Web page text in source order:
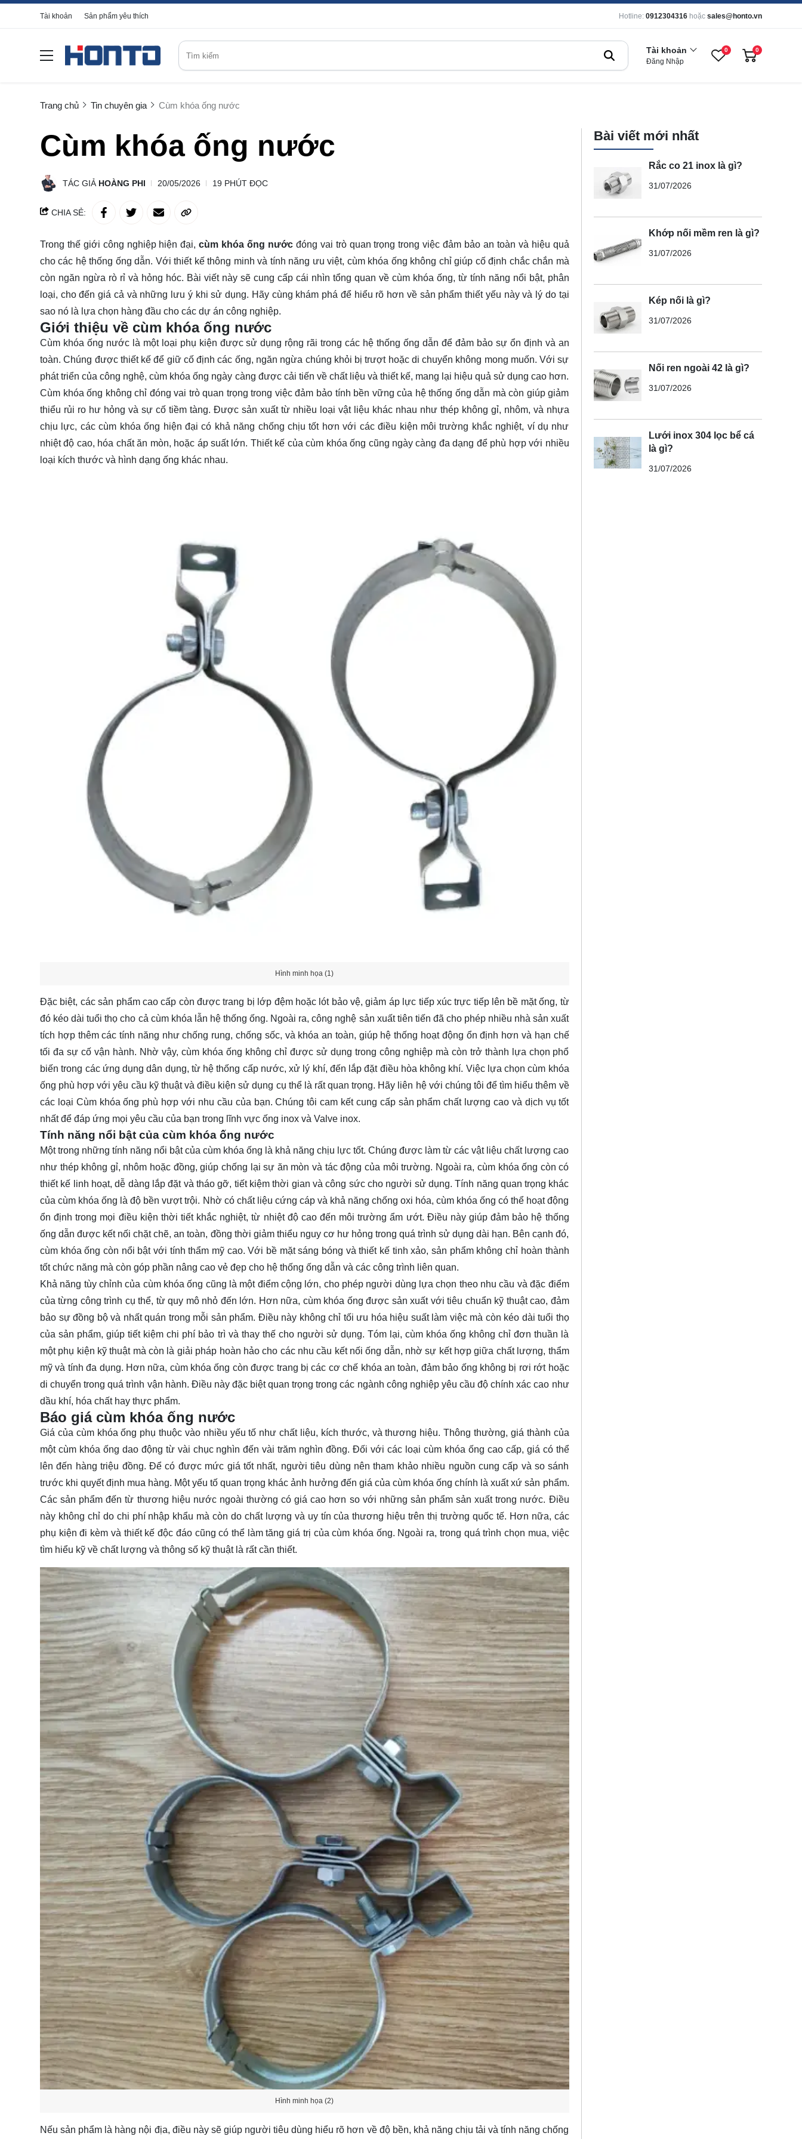
Tài khoản Sản phẩm yêu thích Hotline: 0912304316 hoặc sales@honto.vn
Tài khoản
Đăng Nhập
0 0
Trang chủ Tin chuyên gia Cùm khóa ống nước
Cùm khóa ống nước
TÁC GIẢ HOÀNG PHI 20/05/2026 19 PHÚT ĐỌC
CHIA SẺ:
Trong thế giới công nghiệp hiện đại,cùm khóa ống nước đóng vai trò quan trọng trong việc đảm bảo an toàn và hiệu quả
cho các hệ thống ống dẫn. Với thiết kế thông minh và tính năng ưu việt, cùm khóa ống không chỉ giúp cố định chắc chắn mà
còn ngăn ngừa rò rỉ và hỏng hóc. Bài viết này sẽ cung cấp cái nhìn tổng quan về cùm khóa ống, từ tính năng nổi bật, phân
loại, cho đến giá cả và những lưu ý khi sử dụng. Hãy cùng khám phá để hiểu rõ hơn về sản phẩm thiết yếu này và lý do tại
sao nó là lựa chọn hàng đầu cho các dự án công nghiệp.
Giới thiệu về cùm khóa ống nước
Cùm khóa ống nước là một loại phụ kiện được sử dụng rộng rãi trong các hệ thống ống dẫn để đảm bảo sự ổn định và an
toàn. Chúng được thiết kế để giữ cố định các ống, ngăn ngừa chúng khỏi bị trượt hoặc di chuyển không mong muốn. Với sự
phát triển của công nghệ, cùm khóa ống ngày càng được cải tiến về chất liệu và thiết kế, mang lại hiệu quả sử dụng cao hơn.
Cùm khóa ống không chỉ đóng vai trò quan trọng trong việc đảm bảo tính bền vững của hệ thống ống dẫn mà còn giúp giảm
thiểu rủi ro hư hỏng và sự cố tiềm tàng. Được sản xuất từ nhiều loại vật liệu khác nhau như thép không gỉ, nhôm, và nhựa
chịu lực, các cùm khóa ống hiện đại có khả năng chống chịu tốt hơn với các điều kiện môi trường khắc nghiệt, ví dụ như
nhiệt độ cao, hóa chất ăn mòn, hoặc áp suất lớn. Thiết kế của cùm khóa ống cũng ngày càng đa dạng để phù hợp với nhiều
loại kích thước và hình dạng ống khác nhau.
Hình minh họa (1)
Đặc biệt, các sản phẩm cao cấp còn được trang bị lớp đệm hoặc lót bảo vệ, giảm áp lực tiếp xúc trực tiếp lên bề mặt ống, từ
đó kéo dài tuổi thọ cho cả cùm khóa lẫn hệ thống ống. Ngoài ra, công nghệ sản xuất tiên tiến đã cho phép nhiều nhà sản xuất
tích hợp thêm các tính năng như chống rung, chống sốc, và khóa an toàn, giúp hệ thống hoạt động ổn định hơn và hạn chế
tối đa sự cố vận hành. Nhờ vậy, cùm khóa ống không chỉ được sử dụng trong công nghiệp mà còn trở thành lựa chọn phổ
biến trong các ứng dụng dân dụng, từ hệ thống cấp nước, xử lý khí, đến lắp đặt điều hòa không khí. Việc lựa chọn cùm khóa
ống phù hợp với yêu cầu kỹ thuật và điều kiện sử dụng cụ thể là rất quan trọng. Hãy liên hệvới chúng tôi để tìm hiểu thêm về
các loại Cùm khóa ống phù hợp với nhu cầu của bạn. Chúng tôi cam kết cung cấp sản phẩm chất lượng cao và dịch vụ tốt
nhất để đáp ứng mọi yêu cầu của bạn trong lĩnh vực ống inox và Valve inox.
Tính năng nổi bật của cùm khóa ống nước
Một trong những tính năng nổi bật của cùm khóa ống là khả năng chịu lực tốt. Chúng được làm từ các vật liệu chất lượng cao
như thép không gỉ, nhôm hoặc đồng, giúp chống lại sự ăn mòn và tác động của môi trường. Ngoài ra, cùm khóa ống còn có
thiết kế linh hoạt, dễ dàng lắp đặt và tháo gỡ, tiết kiệm thời gian và công sức cho người sử dụng. Tính năng quan trọng khác
của cùm khóa ống là độ bền vượt trội. Nhờ có chất liệu cứng cáp và khả năng chống oxi hóa, cùm khóa ống có thể hoạt động
ổn định trong mọi điều kiện thời tiết khắc nghiệt, từ nhiệt độ cao đến môi trường ẩm ướt. Điều này giúp đảm bảo hệ thống
ống dẫn được kết nối chặt chẽ, an toàn, đồng thời giảm thiểu nguy cơ hư hỏng trong quá trình sử dụng dài hạn. Bên cạnh đó,
cùm khóa ống còn nổi bật với tính thẩm mỹ cao. Với bề mặt sáng bóng và thiết kế tinh xảo, sản phẩm không chỉ hoàn thành
tốt chức năng mà còn góp phần nâng cao vẻ đẹp cho hệ thống ống dẫn và các công trình liên quan.
Khả năng tùy chỉnh của cùm khóa ống cũng là một điểm cộng lớn, cho phép người dùng lựa chọn theo nhu cầu và đặc điểm
của từng công trình cụ thể, từ quy mô nhỏ đến lớn. Hơn nữa, cùm khóa ống được sản xuất với tiêu chuẩn kỹ thuật cao, đảm
bảo sự đồng bộ và nhất quán trong mỗi sản phẩm. Điều này không chỉ tối ưu hóa hiệu suất làm việc mà còn kéo dài tuổi thọ
của sản phẩm, giúp tiết kiệm chi phí bảo trì và thay thế cho người sử dụng. Tóm lại, cùm khóa ống không chỉ đơn thuần là
một phụ kiện kỹ thuật mà còn là giải pháp hoàn hảo cho các nhu cầu kết nối ống dẫn, nhờ sự kết hợp giữa chất lượng, thẩm
mỹ và tính đa dụng. Hơn nữa, cùm khóa ống còn được trang bị các cơ chế khóa an toàn, đảm bảo ống không bị rơi rớt hoặc
di chuyển trong quá trình vận hành. Điều này đặc biệt quan trọng trong các ngành công nghiệp yêu cầu độ chính xác cao như
dầu khí, hóa chất hay thực phẩm.
Báo giá cùm khóa ống nước
Giá của cùm khóa ống phụ thuộc vào nhiều yếu tố như chất liệu, kích thước, và thương hiệu. Thông thường, giá thành của
một cùm khóa ống dao động từ vài chục nghìn đến vài trăm nghìn đồng. Đối với các loại cùm khóa ống cao cấp, giá có thể
lên đến hàng triệu đồng. Để có được mức giá tốt nhất, người tiêu dùng nên tham khảo nhiều nguồn cung cấp và so sánh
trước khi quyết định mua hàng. Một yếu tố quan trọng khác ảnh hưởng đến giá của cùm khóa ống chính là xuất xứ sản phẩm.
Các sản phẩm đến từ thương hiệu nước ngoài thường có giá cao hơn so với những sản phẩm sản xuất trong nước. Điều
này không chỉ do chi phí nhập khẩu mà còn do chất lượng và uy tín của thương hiệu trên thị trường quốc tế. Hơn nữa, các
phụ kiện đi kèm và thiết kế độc đáo cũng có thể làm tăng giá trị của cùm khóa ống. Ngoài ra, trong quá trình chọn mua, việc
tìm hiểu kỹ về chất lượng và thông số kỹ thuật là rất cần thiết.
Hình minh họa (2)
Nếu sản phẩm là hàng nội địa, điều này sẽ giúp người tiêu dùng hiểu rõ hơn về độ bền, khả năng chịu tải và tính năng chống
Bài viết mới nhất
Rắc co 21 inox là gì?
31/07/2026
Khớp nối mềm ren là gì?
31/07/2026
Kép nối là gì?
31/07/2026
Nối ren ngoài 42 là gì?
31/07/2026
Lưới inox 304 lọc bể cá
là gì?
31/07/2026